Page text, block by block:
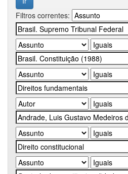
Filtros correntes: